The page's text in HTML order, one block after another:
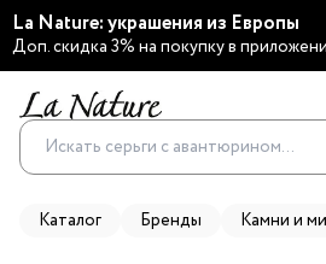
La Nature: украшения из Европы
Доп. скидка 3% на покупку в
Каталог Бренды Камни и